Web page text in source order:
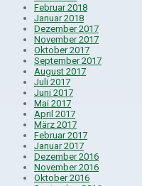
Februar 2018
Januar 2018
Dezember 2017
November 2017
Oktober 2017
September 2017
August 2017
Juli 2017
Juni 2017
Mai 2017
April 2017
März 2017
Februar 2017
Januar 2017
Dezember 2016
November 2016
Oktober 2016